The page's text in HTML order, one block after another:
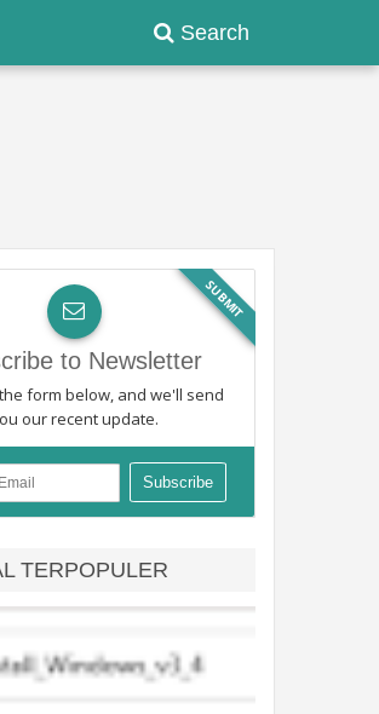
Search
SUBMIT
to Newsletter
form below, and we'll send
our recent update.
TERPOPULER